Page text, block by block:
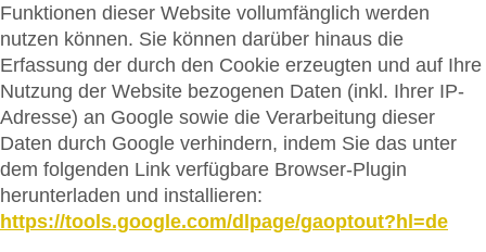
Funktionen dieser Website vollumfänglich werden
nutzen können. Sie können darüber hinaus die
Erfassung der durch den Cookie erzeugten und auf Ihre
Nutzung der Website bezogenen Daten (inkl. Ihrer IP-
Adresse) an Google sowie die Verarbeitung dieser
Daten durch Google verhindern, indem Sie das unter
dem folgenden Link verfügbare Browser-Plugin
herunterladen und installieren:
https://tools.google.com/dlpage/gaoptout?hl=de